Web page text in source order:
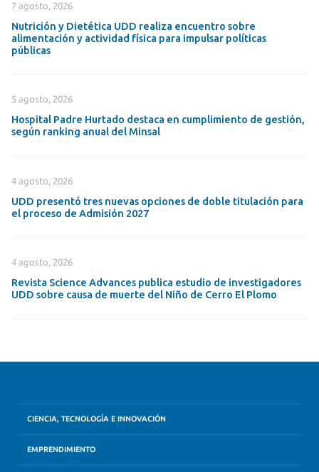
7 agosto, 2026
Nutrición y Dietética UDD realiza encuentro sobre
alimentación y actividad física para impulsar políticas
públicas
5 agosto, 2026
Hospital Padre Hurtado destaca en cumplimiento de gestión,
según ranking anual del Minsal
4 agosto, 2026
UDD presentó tres nuevas opciones de doble titulación para
el proceso de Admisión 2027
4 agosto, 2026
Revista Science Advances publica estudio de investigadores
UDD sobre causa de muerte del Niño de Cerro El Plomo
CIENCIA, TECNOLOGÍA E INNOVACIÓN
EMPRENDIMIENTO